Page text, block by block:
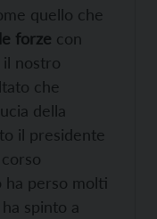
quello che
forze con
il nostro
che
della
il presidente
ha perso molti
spinto a